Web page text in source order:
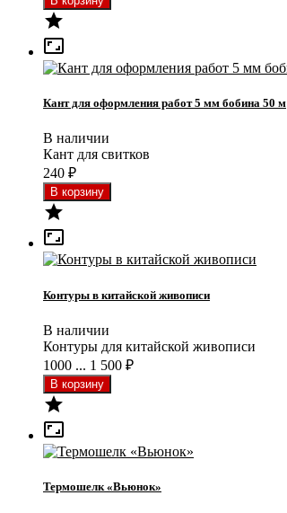


Кант для оформления работ 5 мм бобина 50 м
В наличии
Кант для свитков
240 ₽


Контуры в китайской живописи
В наличии
Контуры для китайской живописи
1000 ... 1 500 ₽


Термошелк «Вьюнок»